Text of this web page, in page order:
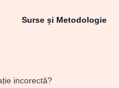
Surse și Metodologie
incorectă?